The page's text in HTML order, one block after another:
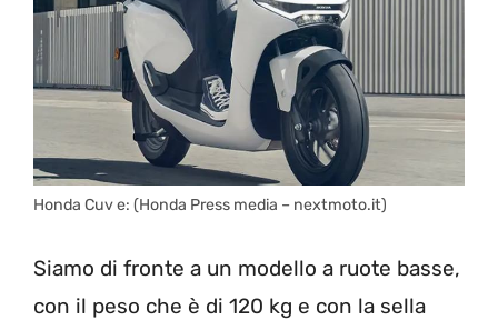
Honda Cuv e: (Honda Press media – nextmoto.it)
Siamo di fronte a un modello a ruote basse,
con il peso che è di 120 kg e con la sella